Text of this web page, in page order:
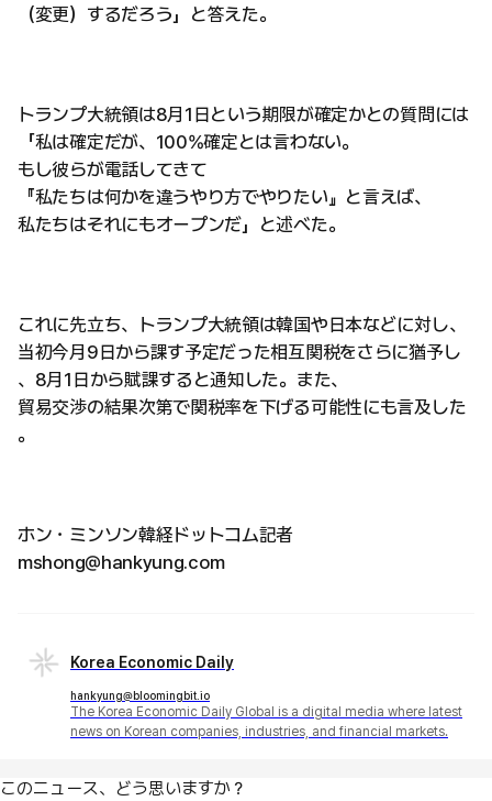
（変更）するだろう」と答えた。
トランプ大統領は8月1日という期限が確定かとの質問には
「私は確定だが、100%確定とは言わない。
もし彼らが電話してきて
『私たちは何かを違うやり方でやりたい』と言えば、
私たちはそれにもオープンだ」と述べた。
これに先立ち、トランプ大統領は韓国や日本などに対し、
当初今月9日から課す予定だった相互関税をさらに猶予し
、8月1日から賦課すると通知した。また、
貿易交渉の結果次第で関税率を下げる可能性にも言及した
。
ホン・ミンソン韓経ドットコム記者
mshong@hankyung.com
Korea Economic Daily
hankyung@bloomingbit.io
The Korea Economic Daily Global is a digital media where latest
news on Korean companies, industries, and financial markets.
このニュース、どう思いますか？